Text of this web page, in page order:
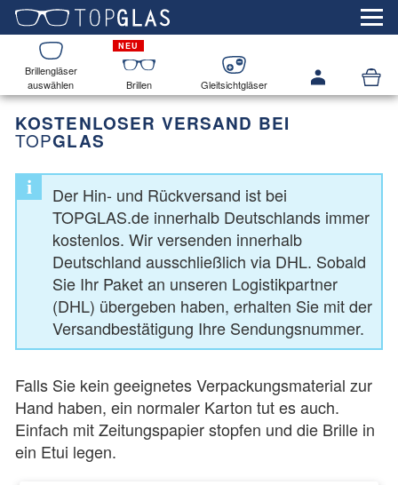
Brillengläser
auswählen
Brillen Gleitsichtgläser
KOSTENLOSER VERSAND BEI
TOPGLAS
i
Der Hin- und Rückversand ist bei
TOPGLAS.de innerhalb Deutschlands immer
kostenlos. Wir versenden innerhalb
Deutschland ausschließlich via DHL. Sobald
Sie Ihr Paket an unseren Logistikpartner
(DHL) übergeben haben, erhalten Sie mit der
Versandbestätigung Ihre Sendungsnummer.
Falls Sie kein geeignetes Verpackungsmaterial zur
Hand haben, ein normaler Karton tut es auch.
Einfach mit Zeitungspapier stopfen und die Brille in
ein Etui legen.